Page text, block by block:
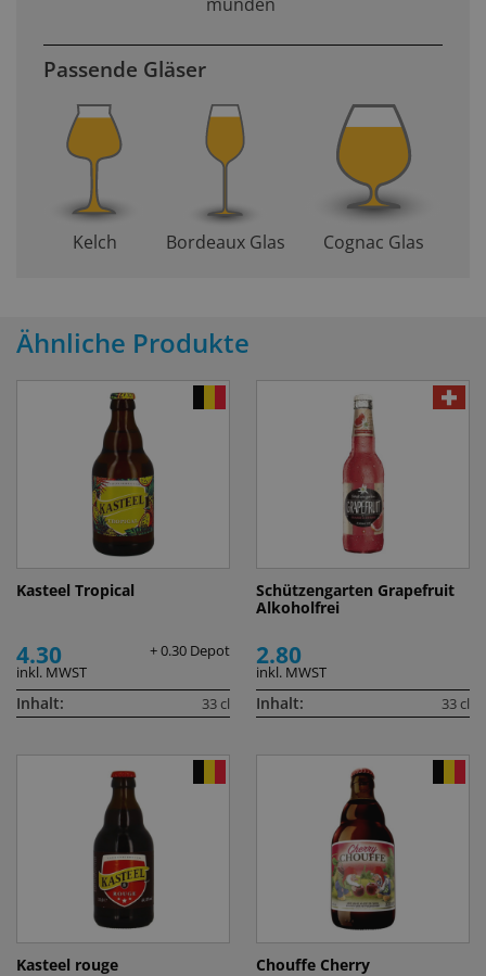
Passende Gläser
Kelch Bordeaux Glas Cognac Glas
Ähnliche Produkte
Kasteel Tropical
4.30
+ 0.30 Depot
inkl. MWST
Inhalt: 33 cl
Schützengarten Grapefruit
Alkoholfrei
2.80
inkl. MWST
Inhalt: 33 cl
Kasteel rouge Chouffe Cherry